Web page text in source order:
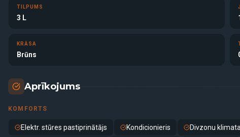
TILPUMS
3 L
KRĀSA
Brūns
Aprīkojums
KOMFORTS
Elektr. stūres pastiprinātājs Kondicionieris Divzonu